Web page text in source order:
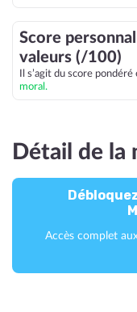
Score
valeurs (/100)
Il s’agit du score
moral.
Détail de la
Accès complet